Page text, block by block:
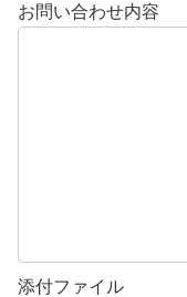
お問い合わせ内容
添付ファイル